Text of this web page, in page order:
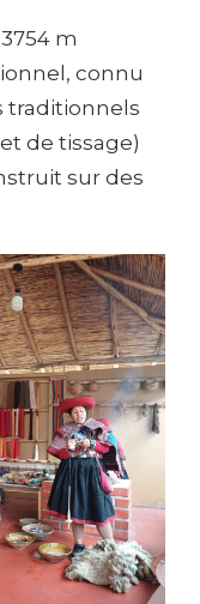
3754 m
connu
traditionnels
de tissage)
sur des